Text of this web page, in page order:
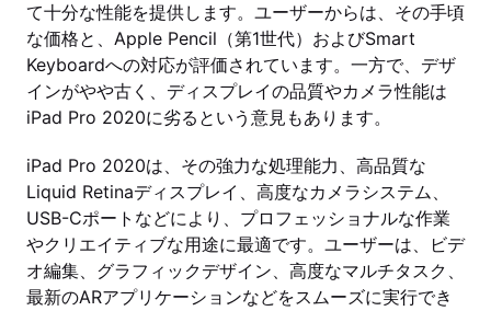
て十分な性能を提供します。ユーザーからは、その手頃
な価格と、Apple Pencil（第1世代）およびSmart
Keyboardへの対応が評価されています。一方で、デザ
インがやや古く、ディスプレイの品質やカメラ性能は
iPad Pro 2020に劣るという意見もあります。
iPad Pro 2020は、その強力な処理能力、高品質な
Liquid Retinaディスプレイ、高度なカメラシステム、
USB-Cポートなどにより、プロフェッショナルな作業
やクリエイティブな用途に最適です。ユーザーは、ビデ
オ編集、グラフィックデザイン、高度なマルチタスク、
最新のARアプリケーションなどをスムーズに実行でき